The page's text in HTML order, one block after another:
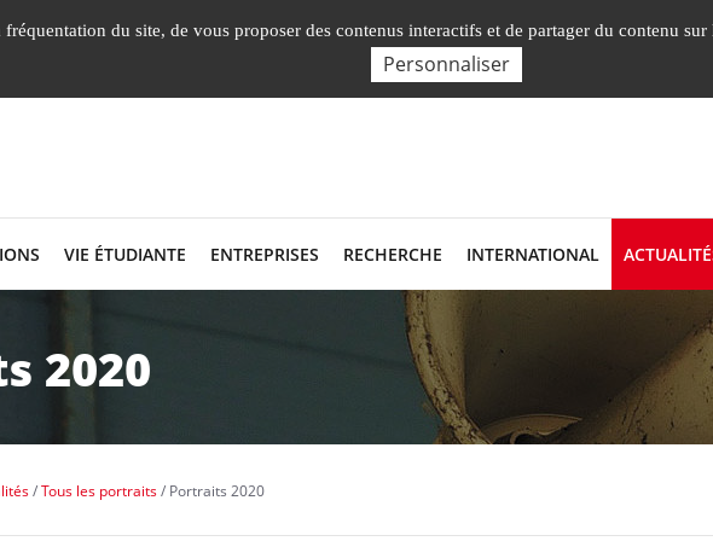
Nos Facultés, Instituts, Ecole
VIE ÉTUDIANTE ENTREPRISES RECHERCHE INTERNATIONAL
2020
Tous les portraits Portraits 2020
du site, de vous proposer des contenus interactifs et de partager du contenu sur
Personnaliser